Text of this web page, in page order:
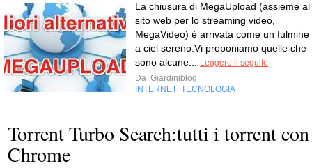
La chiusura di MegaUpload (assieme al
sito web per lo streaming video,
MegaVideo) è arrivata come un fulmine
a ciel sereno.Vi proponiamo quelle che
sono alcune...
Leggere il seguito
Da Giardiniblog
INTERNET TECNOLOGIA
Torrent Turbo Search:tutti i torrent con
Chrome